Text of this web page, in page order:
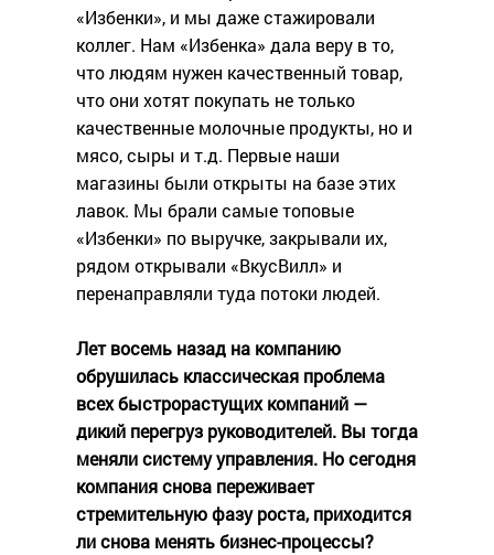
«Избенки», и мы даже стажировали
коллег. Нам «Избенка» дала веру в то,
что людям нужен качественный товар,
что они хотят покупать не только
качественные молочные продукты, но и
мясо, сыры и т.д. Первые наши
магазины были открыты на базе этих
лавок. Мы брали самые топовые
«Избенки» по выручке, закрывали их,
рядом открывали «ВкусВилл» и
перенаправляли туда потоки людей.
Лет восемь назад на компанию
обрушилась классическая проблема
всех быстрорастущих компаний —
дикий перегруз руководителей. Вы тогда
меняли систему управления. Но сегодня
компания снова переживает
стремительную фазу роста, приходится
ли снова менять бизнес-процессы?